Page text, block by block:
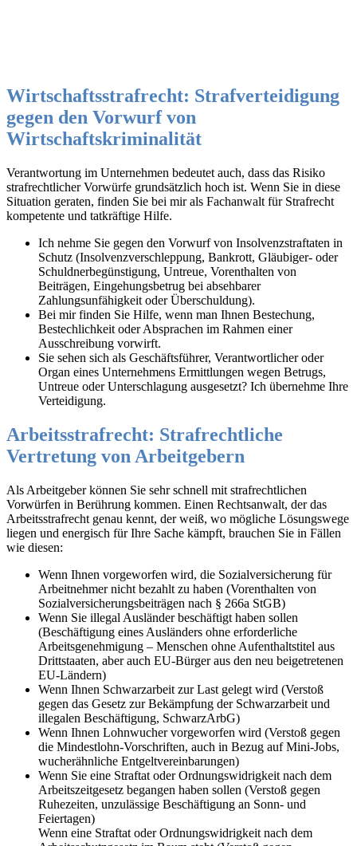
Wirtschaftsstrafrecht: Strafverteidigung
gegen den Vorwurf von
Wirtschaftskriminalität
Verantwortung im Unternehmen bedeutet auch, dass das Risiko
strafrechtlicher Vorwürfe grundsätzlich hoch ist. Wenn Sie in diese
Situation geraten, finden Sie bei mir als Fachanwalt für Strafrecht
kompetente und tatkräftige Hilfe.
Ich nehme Sie gegen den Vorwurf von Insolvenzstraftaten in
Schutz (Insolvenzverschleppung, Bankrott, Gläubiger- oder
Schuldnerbegünstigung, Untreue, Vorenthalten von
Beiträgen, Eingehungsbetrug bei absehbarer
Zahlungsunfähigkeit oder Überschuldung).
Bei mir finden Sie Hilfe, wenn man Ihnen Bestechung,
Bestechlichkeit oder Absprachen im Rahmen einer
Ausschreibung vorwirft.
Sie sehen sich als Geschäftsführer, Verantwortlicher oder
Organ eines Unternehmens Ermittlungen wegen Betrugs,
Untreue oder Unterschlagung ausgesetzt? Ich übernehme Ihre
Verteidigung.
Arbeitsstrafrecht: Strafrechtliche
Vertretung von Arbeitgebern
Als Arbeitgeber können Sie sehr schnell mit strafrechtlichen
Vorwürfen in Berührung kommen. Einen Rechtsanwalt, der das
Arbeitsstrafrecht genau kennt, der weiß, wo mögliche Lösungswege
liegen und energisch für Ihre Sache kämpft, brauchen Sie in Fällen
wie diesen:
Wenn Ihnen vorgeworfen wird, die Sozialversicherung für
Arbeitnehmer nicht bezahlt zu haben (Vorenthalten von
Sozialversicherungsbeiträgen nach § 266a StGB)
Wenn Sie illegal Ausländer beschäftigt haben sollen
(Beschäftigung eines Ausländers ohne erforderliche
Arbeitsgenehmigung – Menschen ohne Aufenthaltstitel aus
Drittstaaten, aber auch EU-Bürger aus den neu beigetretenen
EU-Ländern)
Wenn Ihnen Schwarzarbeit zur Last gelegt wird (Verstoß
gegen das Gesetz zur Bekämpfung der Schwarzarbeit und
illegalen Beschäftigung, SchwarzArbG)
Wenn Ihnen Lohnwucher vorgeworfen wird (Verstoß gegen
die Mindestlohn-Vorschriften, auch in Bezug auf Mini-Jobs,
wucherähnliche Entgeltvereinbarungen)
Wenn Sie eine Straftat oder Ordnungswidrigkeit nach dem
Arbeitszeitgesetz begangen haben sollen (Verstoß gegen
Ruhezeiten, unzulässige Beschäftigung an Sonn- und
Feiertagen)
Wenn eine Straftat oder Ordnungswidrigkeit nach dem